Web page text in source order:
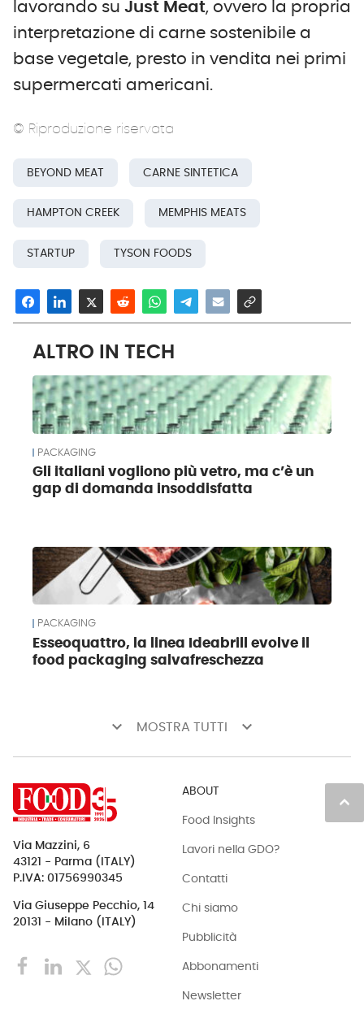
lavorando su Just Meat, ovvero la propria
interpretazione di carne sostenibile a
base vegetale, presto in vendita nei primi
supermercati americani.
© Riproduzione riservata
BEYOND MEAT CARNE SINTETICA
HAMPTON CREEK MEMPHIS MEATS
STARTUP TYSON FOODS
ALTRO IN TECH
PACKAGING
Gli italiani vogliono più vetro, ma c’è un
gap di domanda insoddisfatta
PACKAGING
Esseoquattro, la linea Ideabrill evolve il
food packaging salvafreschezza
keyboard_arrow_down MOSTRA TUTTI keyboard_arrow_down
keyboard_arrow_up
Via Mazzini, 6
43121 - Parma (ITALY)
P.IVA: 01756990345
Via Giuseppe Pecchio, 14
20131 - Milano (ITALY)
ABOUT
Food Insights
Lavori nella GDO?
Contatti
Chi siamo
Pubblicità
Abbonamenti
Newsletter